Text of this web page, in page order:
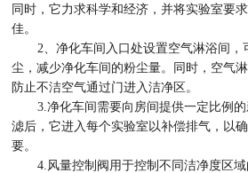
同时，它力求科学和经济，并将实验室要
佳。
2、净化车间入口处设置空气淋浴间
尘，减少净化车间的粉尘量。同时，空气
防止不洁空气通过门进入洁净区。
3.净化车间需要向房间提供一定比例
滤后，它进入每个实验室以补偿排气，以
要。
4.风量控制阀用于控制不同洁净度区